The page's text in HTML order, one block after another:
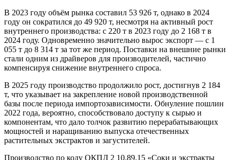
В 2023 году объём рынка составил 53 926 т, однако в 2024
году он сократился до 49 920 т, несмотря на активный рост
внутреннего производства: с 220 т в 2023 году до 2 168 т в
2024 году. Одновременно значительно вырос экспорт — с 1
055 т до 8 314 т за тот же период. Поставки на внешние рынки
стали одним из драйверов для производителей, частично
компенсируя снижение внутреннего спроса.
В 2025 году производство продолжило рост, достигнув 2 184
т, что указывает на закрепление новой производственной
базы после периода импортозависимости. Обнуление пошлин
2022 года, вероятно, способствовало доступу к сырью и
компонентам, что дало толчок развитию перерабатывающих
мощностей и наращиванию выпуска отечественных
растительных экстрактов и загустителей.
Производство по коду ОКПД 2 10.89.15 «Соки и экстракты